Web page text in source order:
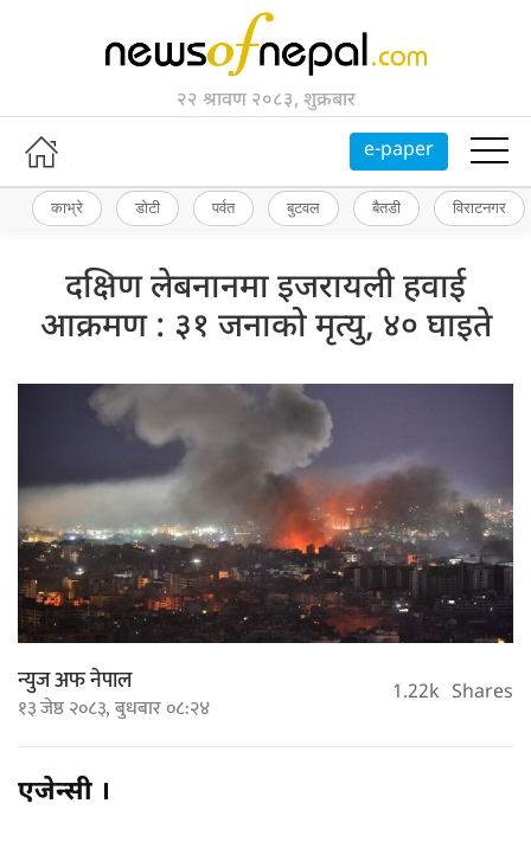
२२ श्रावण २०८३, शुक्रबार
e-paper
काभ्रे डोटी पर्वत बुटवल बैतडी विराटनगर
दक्षिण लेबनानमा इजरायली हवाई
आक्रमण : ३१ जनाको मृत्यु, ४० घाइते
न्युज अफ नेपाल
१३ जेष्ठ २०८३, बुधबार ०८:२४ 1.22k Shares
एजेन्सी ।